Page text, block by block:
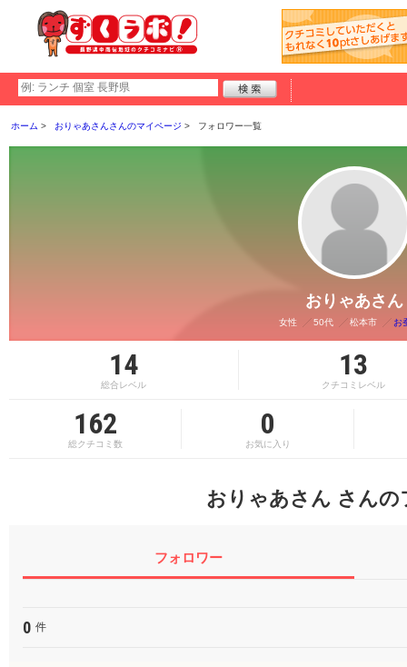
ホーム おりゃあさんさんのマイページ フォロワー一覧
おりゃあさん
女性 50代 松本市 お
14
総合レベル
13
クチコミレベル
162
総クチコミ数
0
お気に入り
おりゃあさん さんの
フォロワー
0 件